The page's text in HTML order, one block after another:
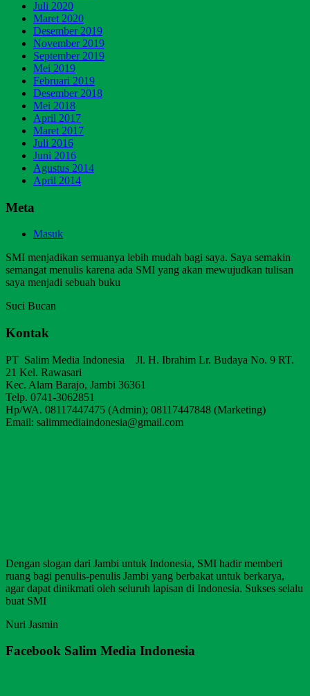
Juli 2020
Maret 2020
Desember 2019
November 2019
September 2019
Mei 2019
Februari 2019
Desember 2018
Mei 2018
April 2017
Maret 2017
Juli 2016
Juni 2016
Agustus 2014
April 2014
Meta
Masuk
SMI menjadikan semuanya lebih mudah bagi saya. Saya semakin
semangat menulis karena ada SMI yang akan mewujudkan tulisan
saya menjadi sebuah buku
Suci Bucan
Kontak
PT Salim Media Indonesia Jl. H. Ibrahim Lr. Budaya No. 9 RT.
21 Kel. Rawasari
Kec. Alam Barajo, Jambi 36361
Telp. 0741-3062851
Hp/WA. 08117447475 (Admin); 08117447848 (Marketing)
Email: salimmediaindonesia@gmail.com
Dengan slogan dari Jambi untuk Indonesia, SMI hadir memberi
ruang bagi penulis-penulis Jambi yang berbakat untuk berkarya,
agar dapat dinikmati oleh seluruh lapisan di Indonesia. Sukses selalu
buat SMI
Nuri Jasmin
Facebook Salim Media Indonesia